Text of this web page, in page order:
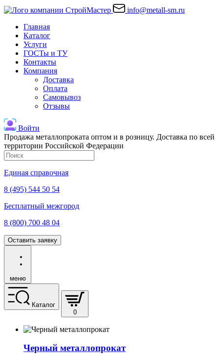
info@metall-sm.ru
Главная
Каталог
Услуги
ГОСТы и ТУ
Контакты
Компания
Доставка
Оплата
Самовывоз
Отзывы
Войти
Продажа металлопроката оптом и в розницу. Доставка по всей
территории Российской Федерации
Единая справочная
8 (495) 544 50 54
Бесплатный межгород
8 (800) 700 48 04
Оставить заявку
меню
Каталог
0
Черный металлопрокат